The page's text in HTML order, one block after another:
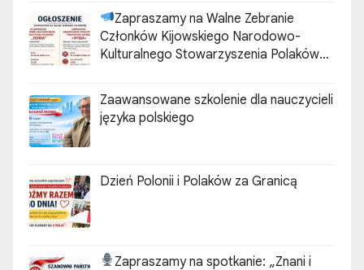
Zapraszamy na Walne Zebranie
Członków Kijowskiego Narodowo-
Kulturalnego Stowarzyszenia Polaków
Zaawansowane szkolenie dla nauczycieli
języka polskiego
Dzień Polonii i Polaków za Granicą
Zapraszamy na spotkanie: „Znani i